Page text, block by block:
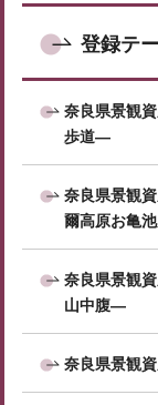
登録テ
奈良県景観
歩道―
奈良県景観
爾高原お亀
奈良県景観
山中腹―
奈良県景観